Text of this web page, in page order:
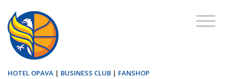
HOTEL OPAVA | BUSINESS CLUB | FANSHOP